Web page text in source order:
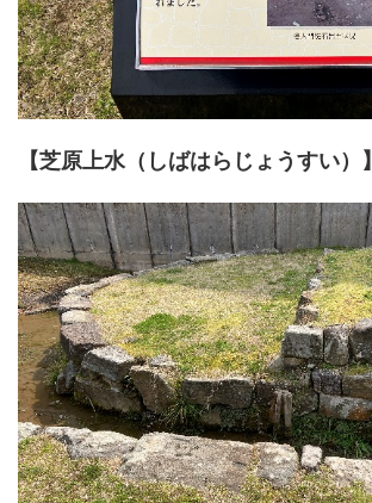
【芝原上水（しばはらじょうすい）】